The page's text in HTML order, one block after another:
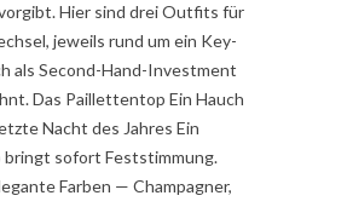
Hier sind drei Outfits für
jeweils rund um ein Key-
als Second-Hand-Investment
Das Paillettentop Ein Hauch
Nacht des Jahres Ein
sofort Feststimmung.
Farben — Champagner,